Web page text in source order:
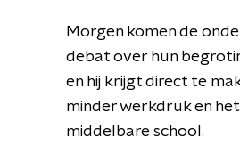
Morgen komen de
debat over hun
en hij krijgt direct te
minder werkdruk en
middelbare school.